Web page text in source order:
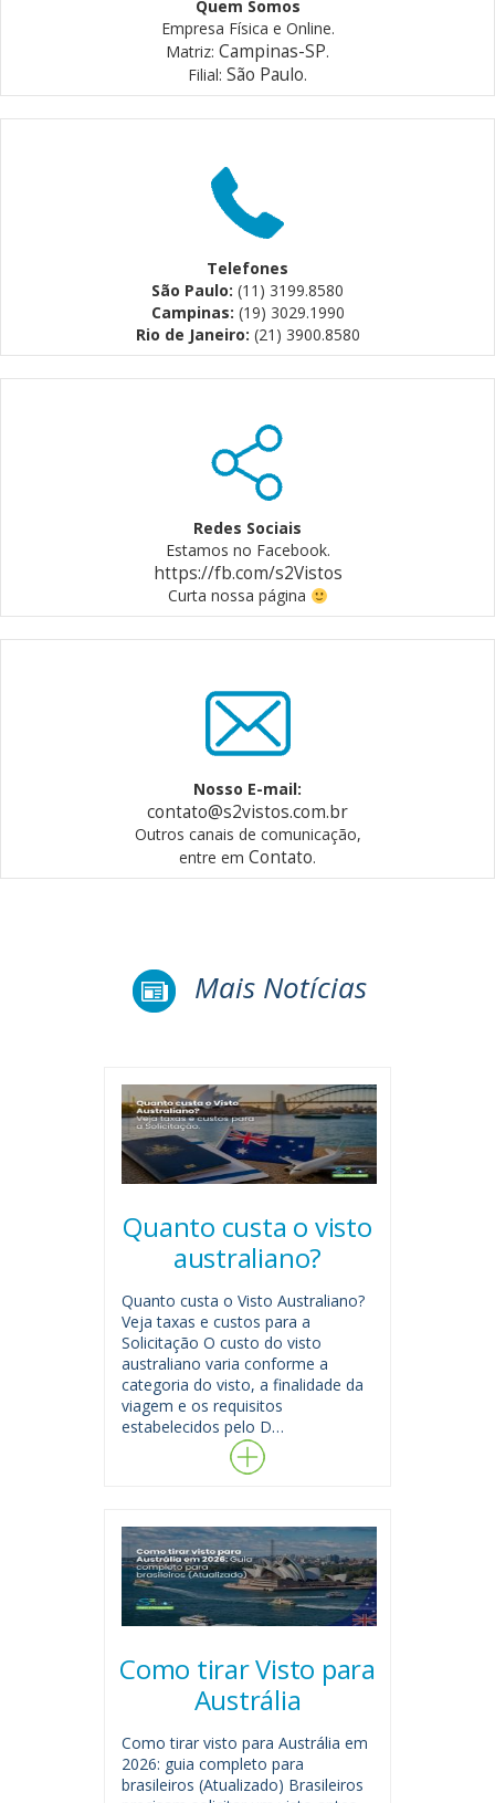
Quem Somos
Empresa Física e Online.
Matriz: Campinas-SP.
Filial: São Paulo.
Telefones
São Paulo: (11) 3199.8580
Campinas: (19) 3029.1990
Rio de Janeiro: (21) 3900.8580
Redes Sociais
Estamos no Facebook.
https://fb.com/s2Vistos
Curta nossa página
Nosso E-mail:
contato@s2vistos.com.br
Outros canais de comunicação,
entre em Contato.
Mais Notícias
Quanto custa o visto
australiano?
Quanto custa o Visto Australiano?
Veja taxas e custos para a
Solicitação O custo do visto
australiano varia conforme a
categoria do visto, a finalidade da
viagem e os requisitos
estabelecidos pelo D…
Como tirar Visto para
Austrália
Como tirar visto para Austrália em
2026: guia completo para
brasileiros (Atualizado) Brasileiros